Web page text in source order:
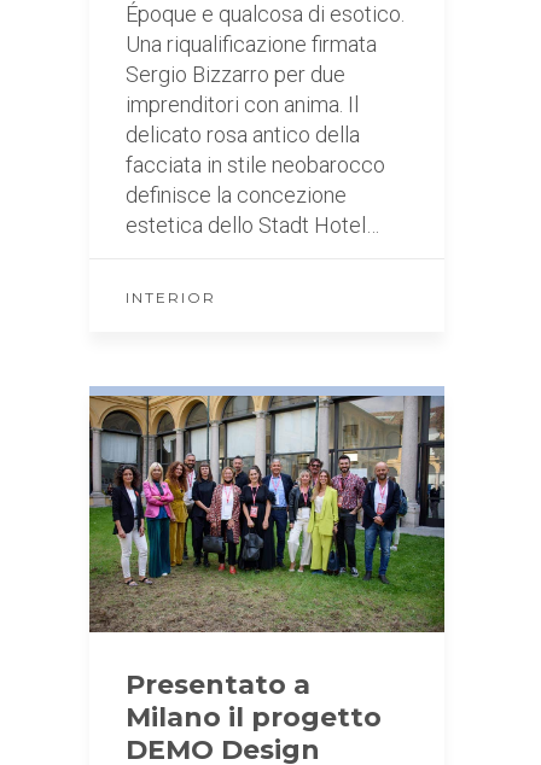
Époque e qualcosa di esotico.
Una riqualificazione firmata
Sergio Bizzarro per due
imprenditori con anima. Il
delicato rosa antico della
facciata in stile neobarocco
definisce la concezione
estetica dello Stadt Hotel…
INTERIOR
Presentato a
Milano il progetto
DEMO Design